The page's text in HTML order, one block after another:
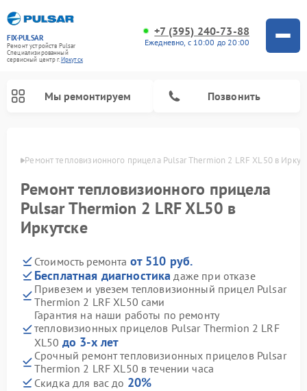
FIX-PULSAR
Ремонт устройств Pulsar
Специализированный
cервисный центр г.Иркутск
+7 (395) 240-73-88
Ежедневно, с 10:00 до 20:00
Мы ремонтируем Позвонить
Ремонт тепловизионного прицела Pulsar Thermion 2 LRF XL50 в
Ремонт тепловизионного прицела
Pulsar Thermion 2 LRF XL50 в
Иркутске
Стоимость ремонта от 510 руб.
Бесплатная диагностика даже при отказе
Привезем и увезем тепловизионный прицел Pulsar
Thermion 2 LRF XL50 сами
Гарантия на наши работы по ремонту
тепловизионных прицелов Pulsar Thermion 2 LRF
XL50 до 3-х лет
Срочный ремонт тепловизионных прицелов Pulsar
Thermion 2 LRF XL50 в течении часа
Скидка для вас до 20%